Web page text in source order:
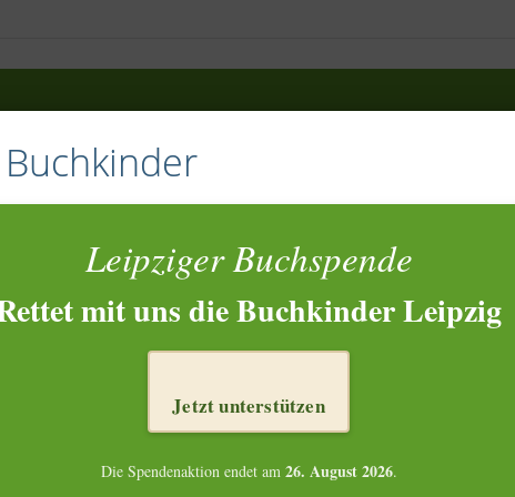
Leipziger Buchspende
mit uns die Buchkinder Leipzig
Jetzt unterstützen
Die Spendenaktion endet am 26. August 2026.